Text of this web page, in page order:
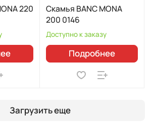
220
Скамья BANC MONA
200 0146
Доступно к заказу
Подробнее
Загрузить еще